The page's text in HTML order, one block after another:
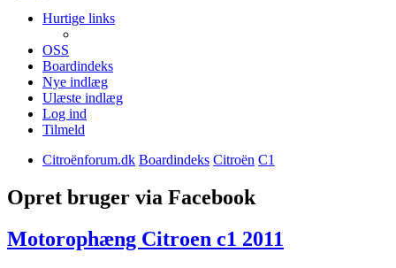
Hurtige links
OSS
Boardindeks
Nye indlæg
Ulæste indlæg
Log ind
Tilmeld
Citroënforum.dk Boardindeks Citroën C1
Opret bruger via Facebook
Motorophæng Citroen c1 2011